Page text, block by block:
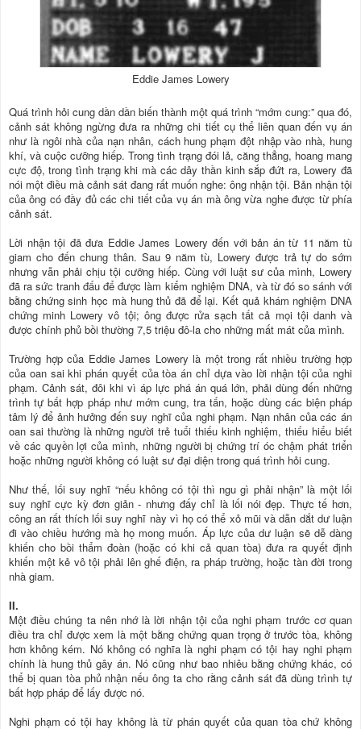
Eddie James Lowery
Quá trình hỏi cung dần dần biến thành một quá trình “mớm cung:” qua đó,
cảnh sát không ngừng đưa ra những chi tiết cụ thể liên quan đến vụ án
như là ngôi nhà của nạn nhân, cách hung phạm đột nhập vào nhà, hung
khí, và cuộc cưỡng hiếp. Trong tình trạng đói lả, căng thẳng, hoang mang
cực độ, trong tình trạng khi mà các dây thần kinh sắp đứt ra, Lowery đã
nói một điều mà cảnh sát đang rất muốn nghe: ông nhận tội. Bản nhận tội
của ông có đầy đủ các chi tiết của vụ án mà ông vừa nghe được từ phía
cảnh sát.
Lời nhận tội đã đưa Eddie James Lowery đến với bản án từ 11 năm tù
giam cho đến chung thân. Sau 9 năm tù, Lowery được trả tự do sớm
nhưng vẫn phải chịu tội cưỡng hiếp. Cùng với luật sư của mình, Lowery
đã ra sức tranh đấu để được làm kiểm nghiệm DNA, và từ đó so sánh với
bằng chứng sinh học mà hung thủ đã để lại. Kết quả khám nghiệm DNA
chứng minh Lowery vô tội; ông được rửa sạch tất cả mọi tội danh và
được chính phủ bồi thường 7,5 triệu đô-la cho những mất mát của mình.
Trường hợp của Eddie James Lowery là một trong rất nhiều trường hợp
của oan sai khi phán quyết của tòa án chỉ dựa vào lời nhận tội của nghi
phạm. Cảnh sát, đôi khi vì áp lực phá án quá lớn, phải dùng đến những
trình tự bất hợp pháp như mớm cung, tra tấn, hoặc dùng các biện pháp
tâm lý để ảnh hưởng đến suy nghĩ của nghi phạm. Nạn nhân của các án
oan sai thường là những người trẻ tuổi thiếu kinh nghiệm, thiếu hiểu biết
về các quyền lợi của mình, những người bị chứng trí óc chậm phát triển
hoặc những người không có luật sư đại diện trong quá trình hỏi cung.
Như thế, lối suy nghĩ “nếu không có tội thì ngu gì phải nhận” là một lối
suy nghĩ cực kỳ đơn giản - nhưng đấy chỉ là lối nói đẹp. Thực tế hơn,
công an rất thích lối suy nghĩ này vì họ có thể xỏ mũi và dẫn dắt dư luận
đi vào chiều hướng mà họ mong muốn. Áp lực của dư luận sẽ dễ dàng
khiến cho bồi thẩm đoàn (hoặc có khi cả quan tòa) đưa ra quyết định
khiến một kẻ vô tội phải lên ghế điện, ra pháp trường, hoặc tàn đời trong
nhà giam.
II.
Một điều chúng ta nên nhớ là lời nhận tội của nghi phạm trước cơ quan
điều tra chỉ được xem là một bằng chứng quan trọng ở trước tòa, không
hơn không kém. Nó không có nghĩa là nghi phạm có tội hay nghi phạm
chính là hung thủ gây án. Nó cũng như bao nhiêu bằng chứng khác, có
thể bị quan tòa phủ nhận nếu ông ta cho rằng cảnh sát đã dùng trình tự
bất hợp pháp để lấy được nó.
Nghi phạm có tội hay không là từ phán quyết của quan tòa chứ không